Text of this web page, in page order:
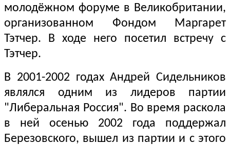
молодёжном форуме в Великобритании,
организованном Фондом Маргарет
Тэтчер. В ходе него посетил встречу с
Тэтчер.
В 2001-2002 годах Андрей Сидельников
являлся одним из лидеров партии
"Либеральная Россия". Во время раскола
в ней осенью 2002 года поддержал
Березовского, вышел из партии и с этого